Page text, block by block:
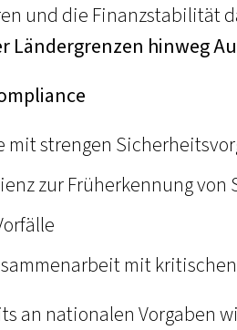
und die Finanzstabilität
Ländergrenzen hinweg
strengen
zur Früherkennung von
mit
nationalen Vorgaben